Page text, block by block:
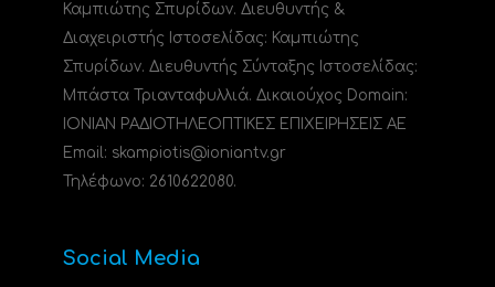
Καμπιώτης Σπυρίδων. Διευθυντής &
Διαχειριστής Ιστοσελίδας: Καμπιώτης
Σπυρίδων. Διευθυντής Σύνταξης Ιστοσελίδας:
Μπάστα Τριανταφυλλιά. Δικαιούχος Domain:
ΙΟΝΙΑΝ ΡΑΔΙΟΤΗΛΕΟΠΤΙΚΕΣ ΕΠΙΧΕΙΡΗΣΕΙΣ ΑΕ
Email: skampiotis@ioniantv.gr
Τηλέφωνο: 2610622080.
Social Media